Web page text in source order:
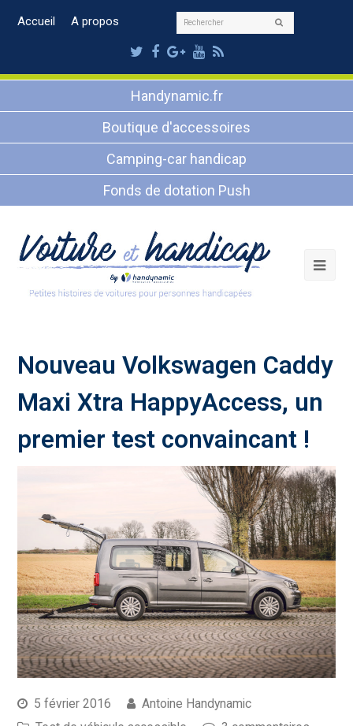
Accueil A propos Rechercher
Twitter
Facebook
Google
Plus
Youtube
RSS
Handynamic.fr
Boutique d'accessoires
Camping-car handicap
Fonds de dotation Push
Nouveau Volkswagen Caddy
Maxi Xtra HappyAccess, un
premier test convaincant !
5 février 2016
Antoine Handynamic